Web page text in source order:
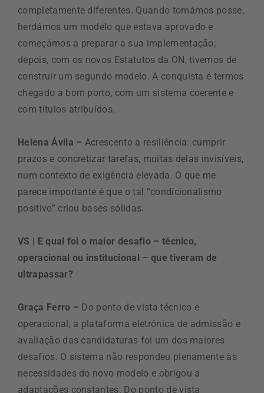
completamente diferentes. Quando tomámos posse,
herdámos um modelo que estava aprovado e
começámos a preparar a sua implementação;
depois, com os novos Estatutos da ON, tivemos de
construir um segundo modelo. A conquista é termos
chegado a bom porto, com um sistema coerente e
com títulos atribuídos.
Helena Ávila – Acrescento a resiliência: cumprir
prazos e concretizar tarefas, muitas delas invisíveis,
num contexto de exigência elevada. O que me
parece importante é que o tal “condicionalismo
positivo” criou bases sólidas.
VS | E qual foi o maior desafio – técnico,
operacional ou institucional – que tiveram de
ultrapassar?
Graça Ferro – Do ponto de vista técnico e
operacional, a plataforma eletrónica de admissão e
avaliação das candidaturas foi um dos maiores
desafios. O sistema não respondeu plenamente às
necessidades do novo modelo e obrigou a
adaptações constantes. Do ponto de vista